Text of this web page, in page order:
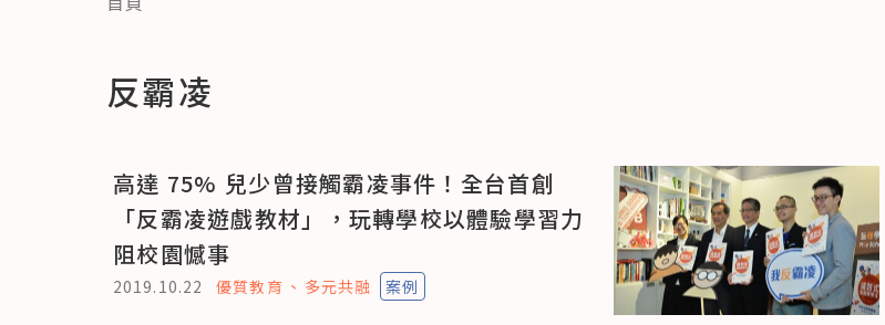
反霸凌
高達 75% 兒少曾接觸霸凌事件！全台首創
「反霸凌遊戲教材」，玩轉學校以體驗學習力
阻校園憾事
2019.10.22 優質教育 多元共融 案例